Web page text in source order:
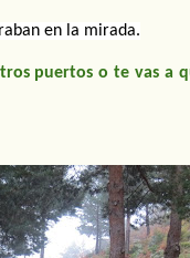
en la mirada.
puertos o te vas a